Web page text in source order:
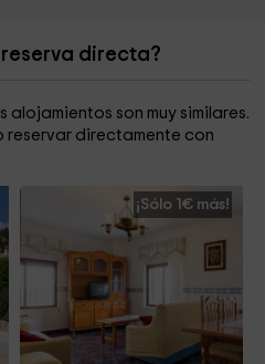
directa?
son muy similares.
directamente con
¡Sólo 1€ más!